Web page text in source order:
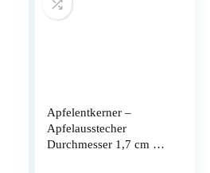
Apfelentkerner –
Apfelausstecher
Durchmesser 1,7 cm mit